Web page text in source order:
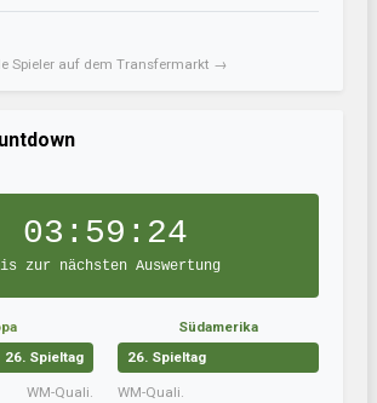
Spieler auf dem Transfermarkt →
03:59:24
zur nächsten Auswertung
26. Spieltag
WM-Quali.
Südamerika
26. Spieltag
WM-Quali.